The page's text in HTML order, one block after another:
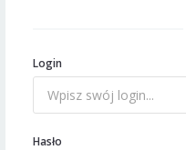
Login
Hasło